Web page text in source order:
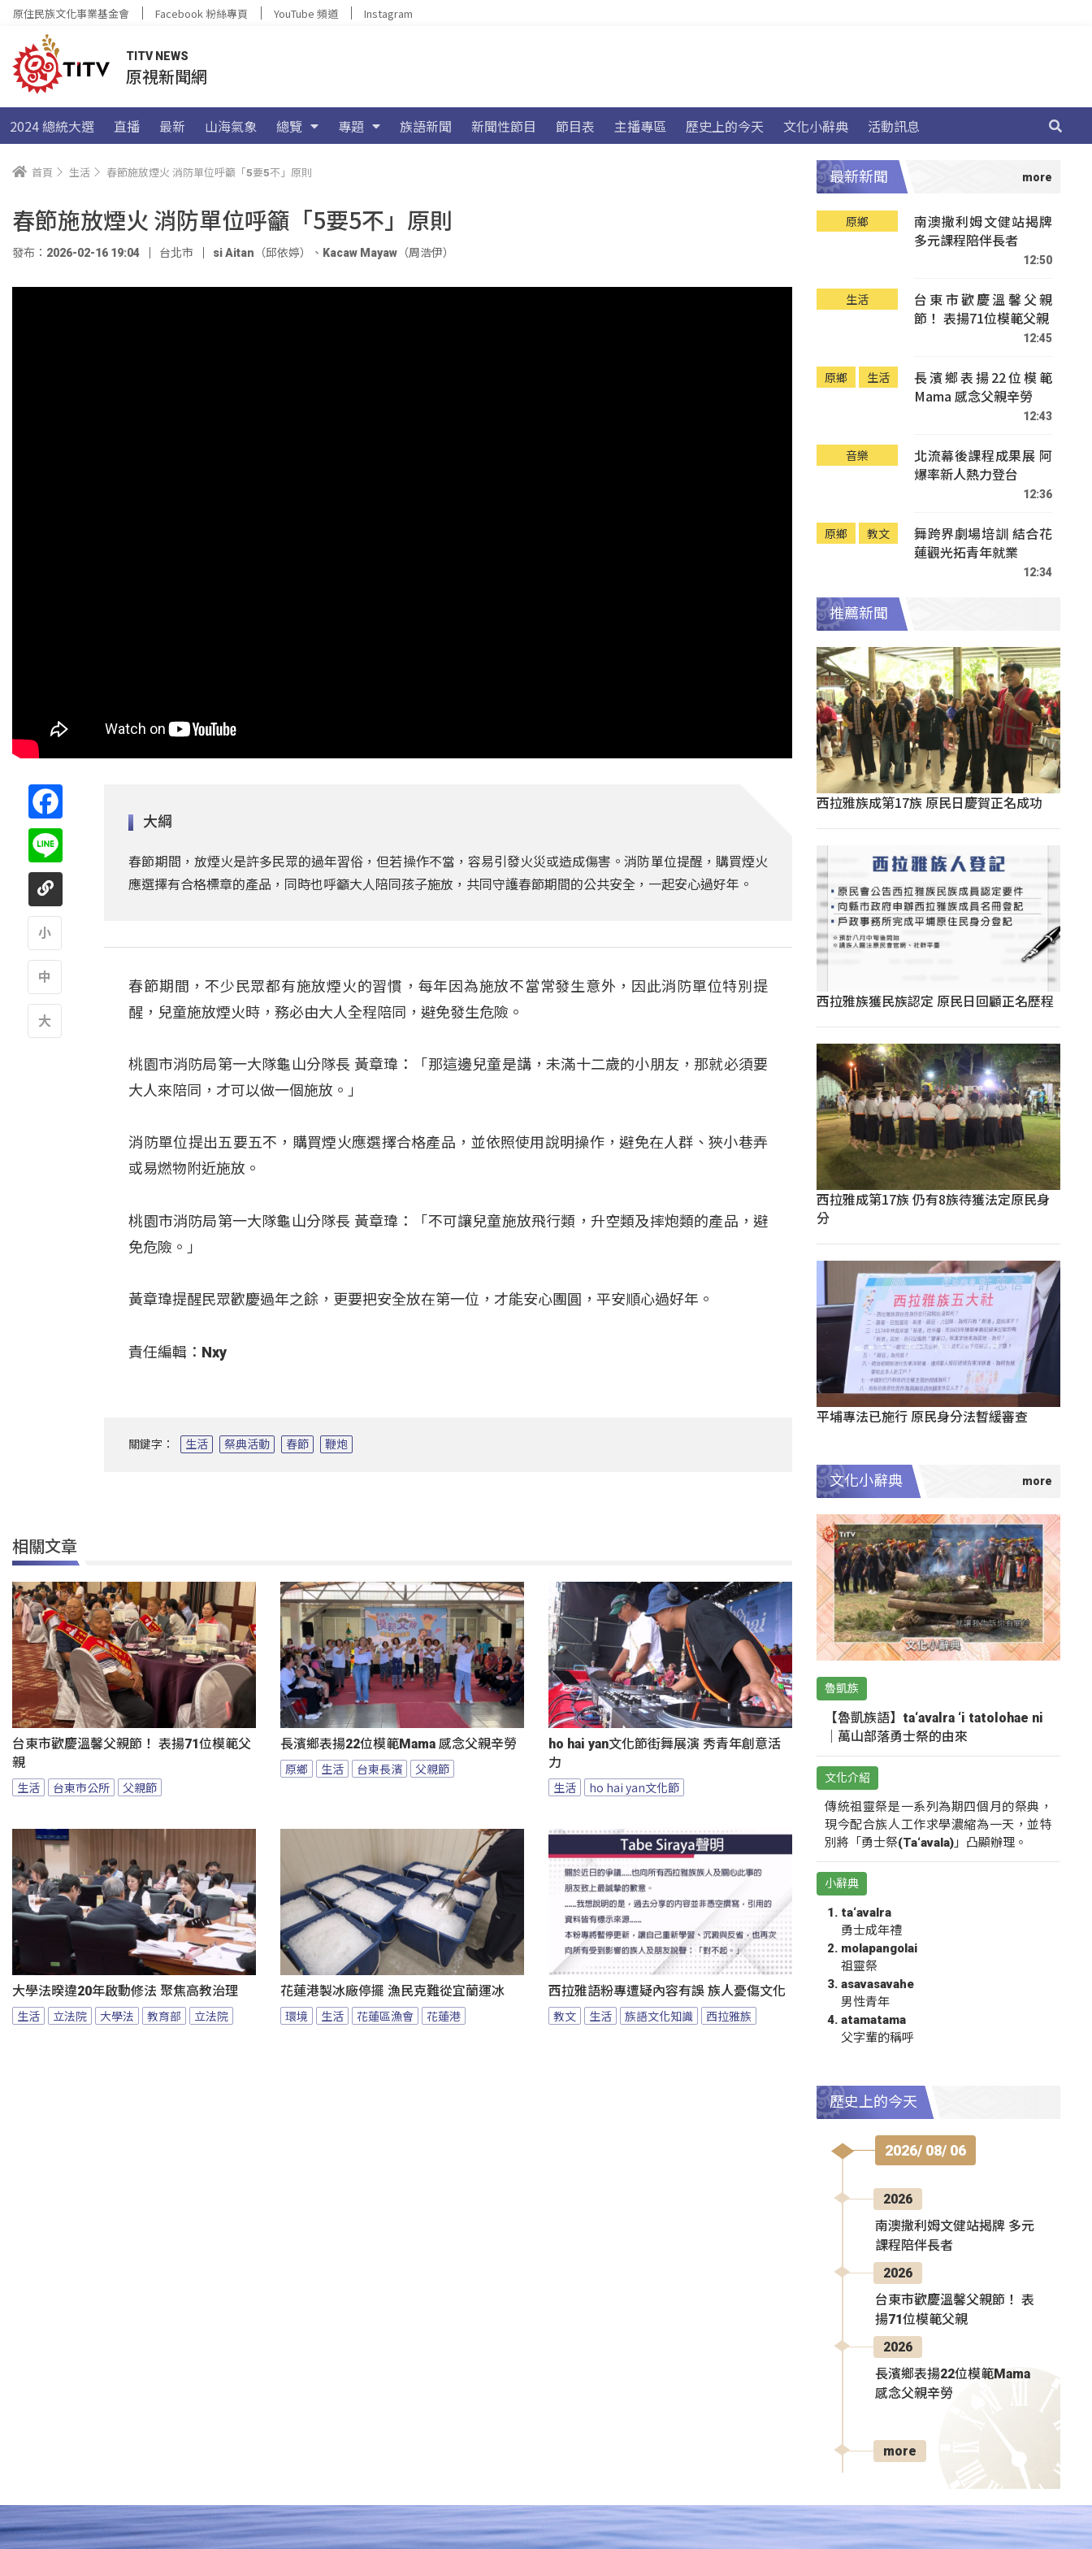
原住民族文化事業基金會 Facebook 粉絲專頁 YouTube 頻道 Instagram
TITV NEWS
原視新聞網
2024 總統大選 直播 最新 山海氣象 總覽 專題 族語新聞 新聞性節目 節目表 主播專區 歷史上的今天 文化小辭典 活動訊息
首頁 生活 春節施放煙火 消防單位呼籲「5要5不」原則
春節施放煙火 消防單位呼籲「5要5不」原則
發布：2026-02-16 19:04 台北市 si Aitan（邱依婷） 、 Kacaw Mayaw（周浩伊）
大綱
春節期間，放煙火是許多民眾的過年習俗，但若操作不當，容易引發火災或造成傷害。消防單位提醒，購買煙火
應選擇有合格標章的產品，同時也呼籲大人陪同孩子施放，共同守護春節期間的公共安全，一起安心過好年。
春節期間，不少民眾都有施放煙火的習慣，每年因為施放不當常發生意外，因此消防單位特別提
醒，兒童施放煙火時，務必由大人全程陪同，避免發生危險。
桃園市消防局第一大隊龜山分隊長 黃章瑋：「那這邊兒童是講，未滿十二歲的小朋友，那就必須要
大人來陪同，才可以做一個施放。」
消防單位提出五要五不，購買煙火應選擇合格產品，並依照使用說明操作，避免在人群、狹小巷弄
或易燃物附近施放。
桃園市消防局第一大隊龜山分隊長 黃章瑋：「不可讓兒童施放飛行類，升空類及摔炮類的產品，避
免危險。」
黃章瑋提醒民眾歡慶過年之餘，更要把安全放在第一位，才能安心團圓，平安順心過好年。
責任編輯：Nxy
關鍵字： 生活 祭典活動 春節 鞭炮
相關文章
台東市歡慶溫馨父親節！ 表揚71位模範父
親
生活 台東市公所 父親節
長濱鄉表揚22位模範Mama 感念父親辛勞
原鄉 生活 台東長濱 父親節
ho hai yan文化節街舞展演 秀青年創意活
力
生活 ho hai yan文化節
大學法暌違20年啟動修法 聚焦高教治理
生活 立法院 大學法 教育部 立法院
花蓮港製冰廠停擺 漁民克難從宜蘭運冰
環境 生活 花蓮區漁會 花蓮港
西拉雅語粉專遭疑內容有誤 族人憂傷文化
教文 生活 族語文化知識 西拉雅族
最新新聞
原鄉
南澳撒利姆文健站揭牌
多元課程陪伴長者
12:50
生活
台東市歡慶溫馨父親
節！ 表揚71位模範父親
12:45
原鄉 生活
長濱鄉表揚22位模範
Mama 感念父親辛勞
12:43
音樂
北流幕後課程成果展 阿
爆率新人熱力登台
12:36
原鄉 教文
舞跨界劇場培訓 結合花
蓮觀光拓青年就業
12:34
推薦新聞
西拉雅族成第17族 原民日慶賀正名成功
西拉雅族獲民族認定 原民日回顧正名歷程
西拉雅成第17族 仍有8族待獲法定原民身
分
平埔專法已施行 原民身分法暫緩審查
文化小辭典
魯凱族
【魯凱族語】ta‘avalra ‘i tatolohae ni
｜萬山部落勇士祭的由來
文化介紹
傳統祖靈祭是一系列為期四個月的祭典，
現今配合族人工作求學濃縮為一天，並特
別將「勇士祭(Ta‘avala)」凸顯辦理。
小辭典
ta‘avalra
勇士成年禮
molapangolai
祖靈祭
asavasavahe
男性青年
atamatama
父字輩的稱呼
歷史上的今天
2026/ 08/ 06
2026
南澳撒利姆文健站揭牌 多元
課程陪伴長者
2026
台東市歡慶溫馨父親節！ 表
揚71位模範父親
2026
長濱鄉表揚22位模範Mama
感念父親辛勞
more